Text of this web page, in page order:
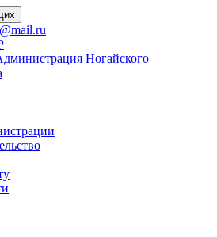
Ногайского